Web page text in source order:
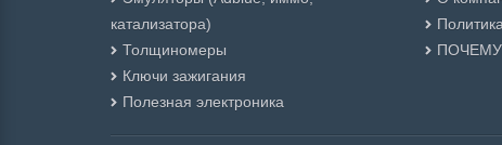
катализатора)
Толщиномеры
Ключи зажигания
Полезная электроника